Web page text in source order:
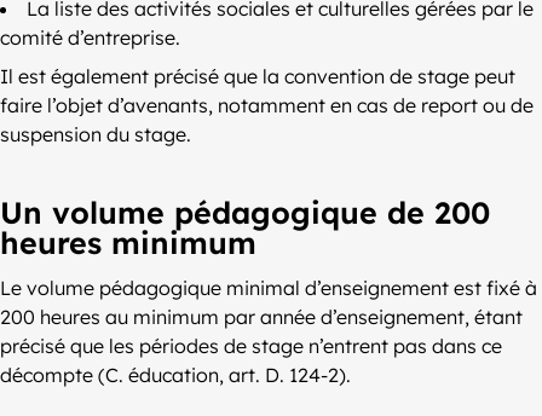
La liste des activités sociales et culturelles gérées par le
comité d’entreprise.
Il est également précisé que la convention de stage peut
faire l’objet d’avenants, notamment en cas de report ou de
suspension du stage.
Un volume pédagogique de 200
heures minimum
Le volume pédagogique minimal d’enseignement est fixé à
200 heures au minimum par année d’enseignement, étant
précisé que les périodes de stage n’entrent pas dans ce
décompte (C. éducation, art. D. 124-2).